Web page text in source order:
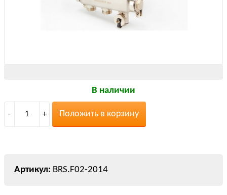
В наличии
- 1 + Положить в корзину
BRS.F02-2014